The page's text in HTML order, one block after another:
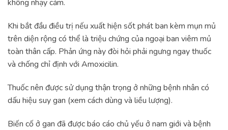
không nhạy cảm.
Khi bắt đầu điều trị nếu xuất hiện sốt phát ban kèm mụn mủ
trên diện rộng có thể là triệu chứng của ngoại ban viêm mủ
toàn thân cấp. Phản ứng này đòi hỏi phải ngưng ngay thuốc
và chống chỉ định với Amoxicilin.
Thuốc nên được sử dụng thận trọng ở những bệnh nhân có
dấu hiệu suy gan (xem cách dùng và liều lượng).
Biến cố ở gan đã được báo cáo chủ yếu ở nam giới và bệnh